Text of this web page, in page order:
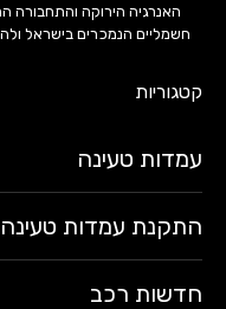
האנרגיה הירוקה והתחבורה
חשמליים הנמכרים בישראל
קטגוריות
עמדות טעינה
התקנת עמדות טעינה
חדשות רכב